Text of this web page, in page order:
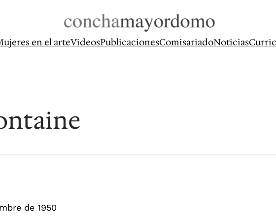
en el arteVideosPublicacionesComisariadoNoticias
de 1950